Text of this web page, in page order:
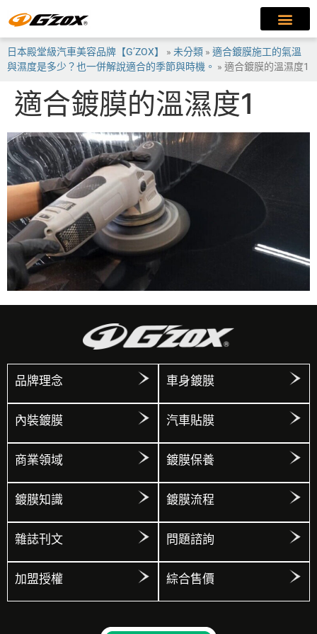
日本殿堂級汽車美容品牌【G’ZOX】 » 未分類 » 適合鍍膜施工的氣溫
與濕度是多少？也一併解說適合的季節與時機。 » 適合鍍膜的溫濕度1
適合鍍膜的溫濕度1
品牌理念 車身鍍膜
內裝鍍膜 汽車貼膜
商業領域 鍍膜保養
鍍膜知識 鍍膜流程
雜誌刊文 問題諮詢
加盟授權 綜合售價